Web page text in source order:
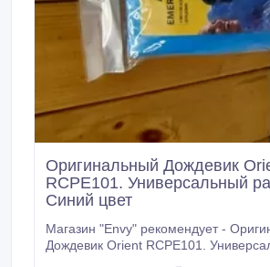
Оригинальный Дождевик
RCPE101. Универсальный
Синий цвет
Магазин "Envy" рекомендует -
Дождевик Orient RCPE101.